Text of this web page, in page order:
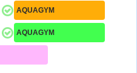
AQUAGYM
AQUAGYM